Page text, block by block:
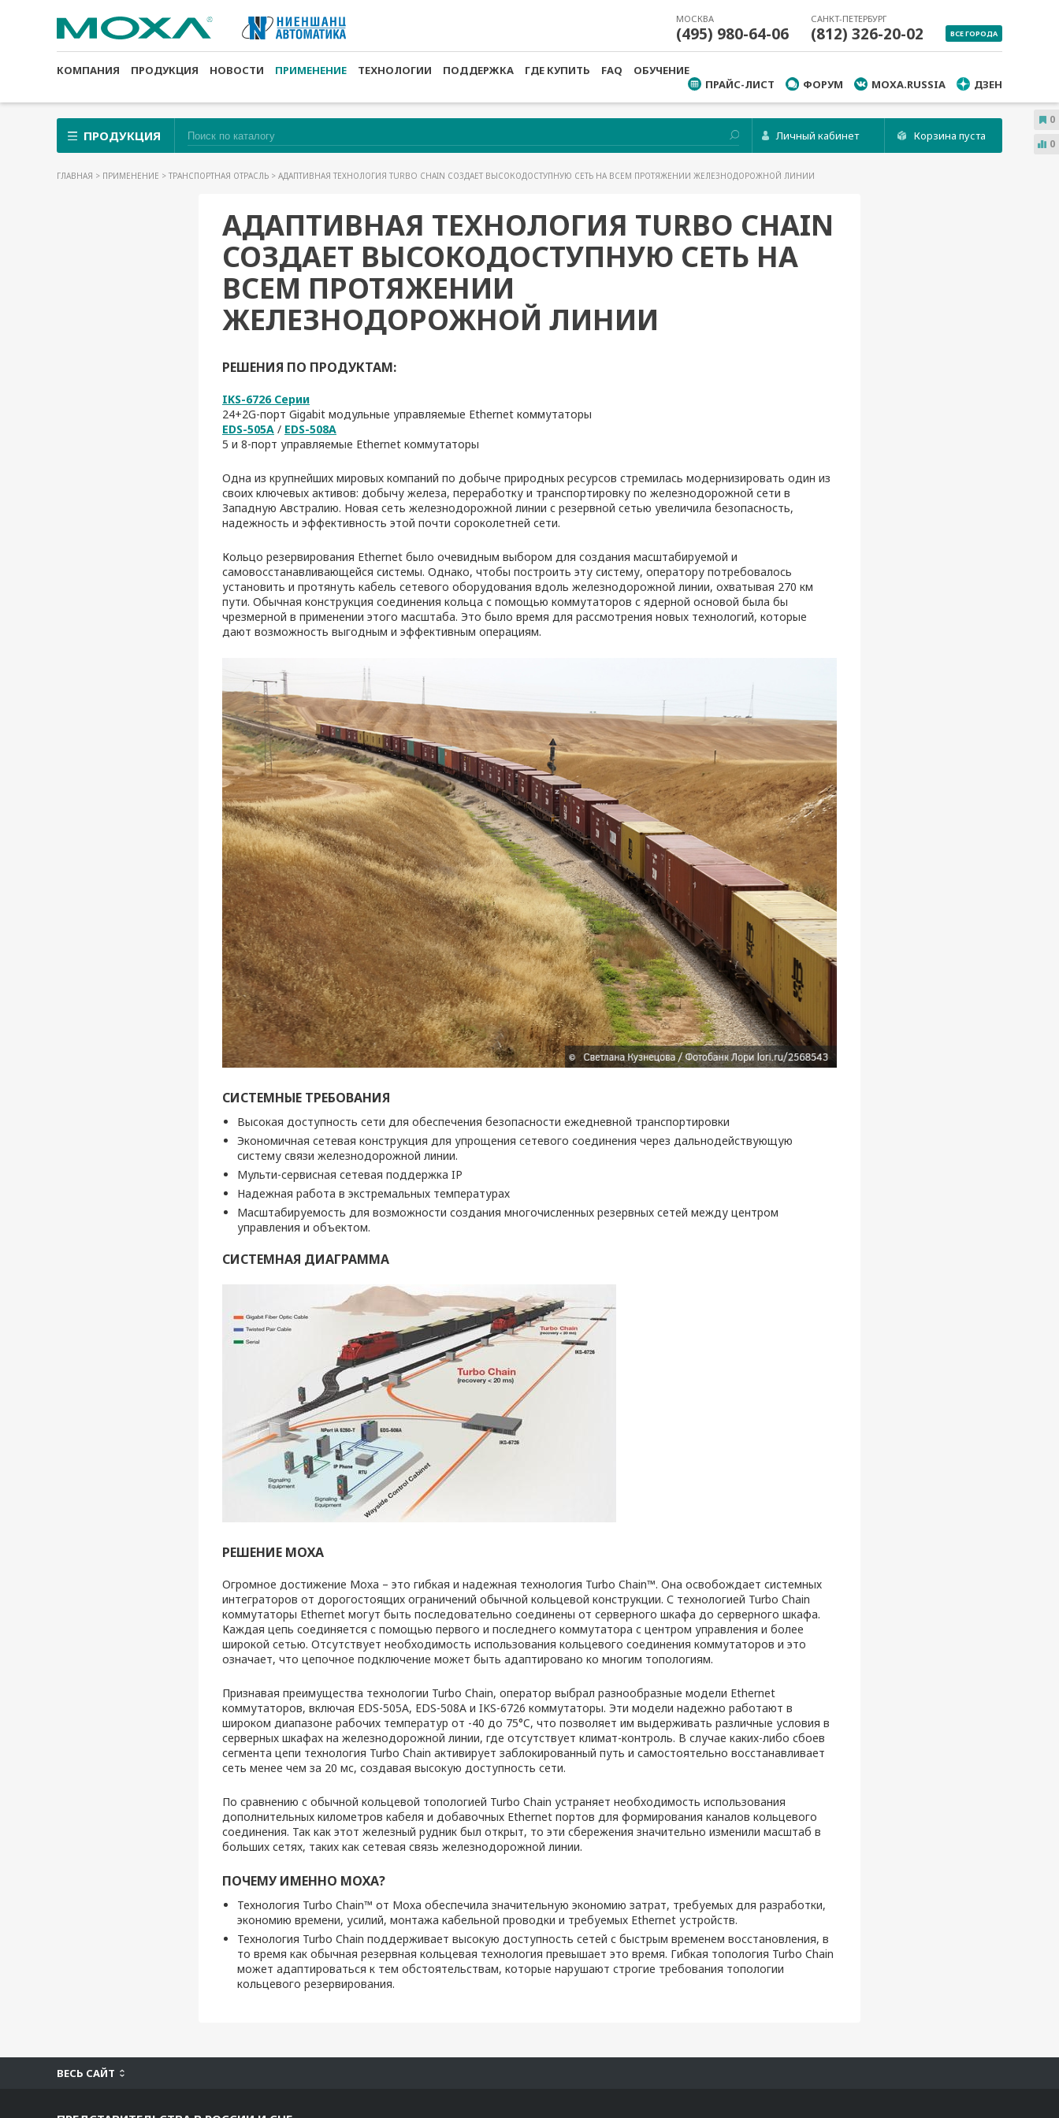
МОСКВА
(495) 980-64-06
САНКТ-ПЕТЕРБУРГ
(812) 326-20-02 ВСЕ ГОРОДА
КОМПАНИЯ ПРОДУКЦИЯ НОВОСТИ ПРИМЕНЕНИЕ ТЕХНОЛОГИИ ПОДДЕРЖКА ГДЕ КУПИТЬ FAQ
ОБУЧЕНИЕ
ПРАЙС-ЛИСТ
ФОРУМ MOXA.RUSSIA ДЗЕН
ПРОДУКЦИЯ Личный кабинет Корзина пуста
ГЛАВНАЯ > ПРИМЕНЕНИЕ > ТРАНСПОРТНАЯ ОТРАСЛЬ > АДАПТИВНАЯ ТЕХНОЛОГИЯ TURBO CHAIN СОЗДАЕТ ВЫСОКОДОСТУПНУЮ СЕТЬ НА ВСЕМ ПРОТЯЖЕНИИ ЖЕЛЕЗНОДОРОЖНОЙ ЛИНИИ
АДАПТИВНАЯ ТЕХНОЛОГИЯ TURBO CHAIN
СОЗДАЕТ ВЫСОКОДОСТУПНУЮ СЕТЬ НА
ВСЕМ ПРОТЯЖЕНИИ
ЖЕЛЕЗНОДОРОЖНОЙ ЛИНИИ
РЕШЕНИЯ ПО ПРОДУКТАМ:
IKS-6726 Серии
24+2G-порт Gigabit модульные управляемые Ethernet коммутаторы
EDS-505A / EDS-508A
5 и 8-порт управляемые Ethernet коммутаторы
Одна из крупнейших мировых компаний по добыче природных ресурсов стремилась модернизировать один из
своих ключевых активов: добычу железа, переработку и транспортировку по железнодорожной сети в
Западную Австралию. Новая сеть железнодорожной линии с резервной сетью увеличила безопасность,
надежность и эффективность этой почти сороколетней сети.
Кольцо резервирования Ethernet было очевидным выбором для создания масштабируемой и
самовосстанавливающейся системы. Однако, чтобы построить эту систему, оператору потребовалось
установить и протянуть кабель сетевого оборудования вдоль железнодорожной линии, охватывая 270 км
пути. Обычная конструкция соединения кольца с помощью коммутаторов с ядерной основой была бы
чрезмерной в применении этого масштаба. Это было время для рассмотрения новых технологий, которые
дают возможность выгодным и эффективным операциям.
СИСТЕМНЫЕ ТРЕБОВАНИЯ
Высокая доступность сети для обеспечения безопасности ежедневной транспортировки
Экономичная сетевая конструкция для упрощения сетевого соединения через дальнодействующую
систему связи железнодорожной линии.
Мульти-сервисная сетевая поддержка IP
Надежная работа в экстремальных температурах
Масштабируемость для возможности создания многочисленных резервных сетей между центром
управления и объектом.
СИСТЕМНАЯ ДИАГРАММА
РЕШЕНИЕ МОХА
Огромное достижение Моха – это гибкая и надежная технология Turbo Chain™. Она освобождает системных
интеграторов от дорогостоящих ограничений обычной кольцевой конструкции. С технологией Turbo Chain
коммутаторы Ethernet могут быть последовательно соединены от серверного шкафа до серверного шкафа.
Каждая цепь соединяется с помощью первого и последнего коммутатора с центром управления и более
широкой сетью. Отсутствует необходимость использования кольцевого соединения коммутаторов и это
означает, что цепочное подключение может быть адаптировано ко многим топологиям.
Признавая преимущества технологии Turbo Chain, оператор выбрал разнообразные модели Ethernet
коммутаторов, включая EDS-505A, EDS-508A и IKS-6726 коммутаторы. Эти модели надежно работают в
широком диапазоне рабочих температур от -40 до 75°C, что позволяет им выдерживать различные условия в
серверных шкафах на железнодорожной линии, где отсутствует климат-контроль. В случае каких-либо сбоев
сегмента цепи технология Turbo Chain активирует заблокированный путь и самостоятельно восстанавливает
сеть менее чем за 20 мс, создавая высокую доступность сети.
По сравнению с обычной кольцевой топологией Turbo Chain устраняет необходимость использования
дополнительных километров кабеля и добавочных Ethernet портов для формирования каналов кольцевого
соединения. Так как этот железный рудник был открыт, то эти сбережения значительно изменили масштаб в
больших сетях, таких как сетевая связь железнодорожной линии.
ПОЧЕМУ ИМЕННО МОХА?
Технология Turbo Chain™ от Моха обеспечила значительную экономию затрат, требуемых для разработки,
экономию времени, усилий, монтажа кабельной проводки и требуемых Ethernet устройств.
Технология Turbo Chain поддерживает высокую доступность сетей с быстрым временем восстановления, в
то время как обычная резервная кольцевая технология превышает это время. Гибкая топология Turbo Chain
может адаптироваться к тем обстоятельствам, которые нарушают строгие требования топологии
кольцевого резервирования.
ВЕСЬ САЙТ
0
0